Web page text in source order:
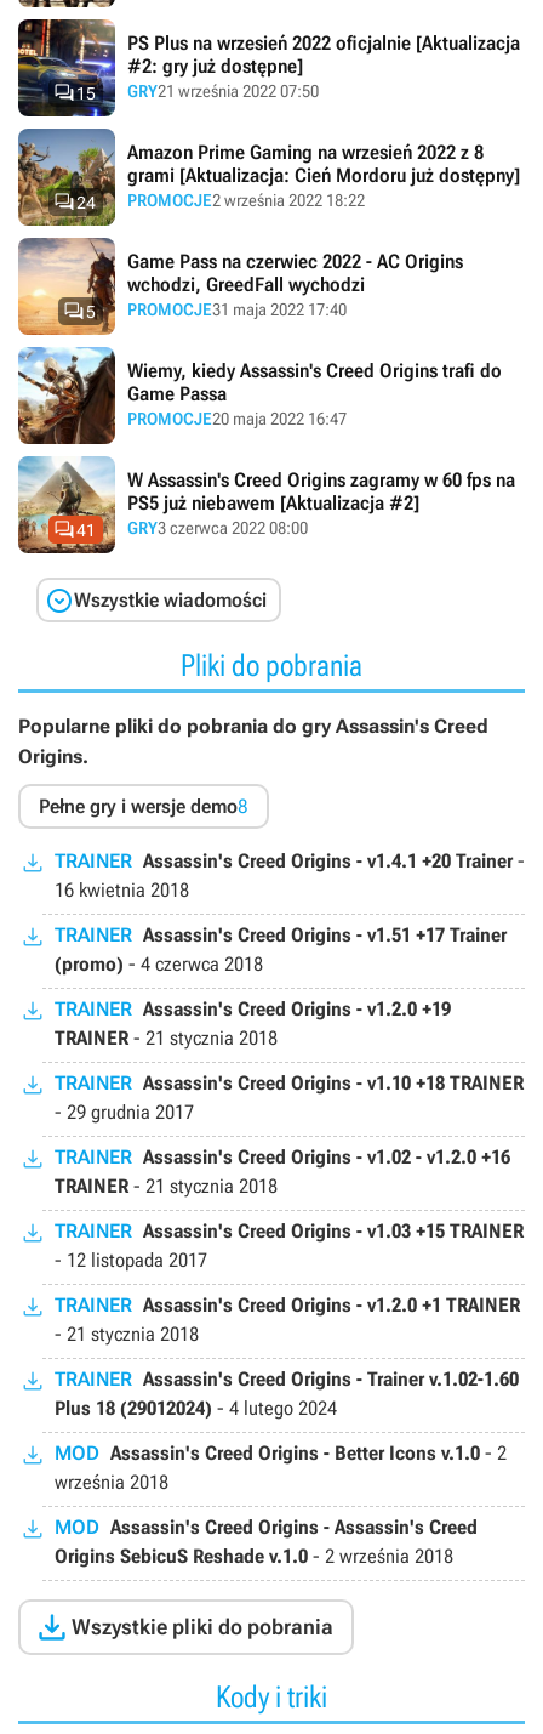
15
PS Plus na wrzesień 2022 oficjalnie [Aktualizacja
#2: gry już dostępne]
GRY21 września 2022 07:50
24
Amazon Prime Gaming na wrzesień 2022 z 8
grami [Aktualizacja: Cień Mordoru już dostępny]
PROMOCJE2 września 2022 18:22
5
Game Pass na czerwiec 2022 - AC Origins
wchodzi, GreedFall wychodzi
PROMOCJE31 maja 2022 17:40
Wiemy, kiedy Assassin's Creed Origins trafi do
Game Passa
PROMOCJE20 maja 2022 16:47
41
W Assassin's Creed Origins zagramy w 60 fps na
PS5 już niebawem [Aktualizacja #2]
GRY3 czerwca 2022 08:00
Wszystkie wiadomości
Pliki do pobrania
Popularne pliki do pobrania do gry Assassin's Creed
Origins.
Pełne gry i wersje demo8
TRAINER Assassin's Creed Origins - v1.4.1 +20 Trainer-
16 kwietnia 2018
TRAINER Assassin's Creed Origins - v1.51 +17 Trainer
(promo) - 4 czerwca 2018
TRAINER Assassin's Creed Origins - v1.2.0 +19
TRAINER - 21 stycznia 2018
TRAINER Assassin's Creed Origins - v1.10 +18 TRAINER
- 29 grudnia 2017
TRAINER Assassin's Creed Origins - v1.02 - v1.2.0 +16
TRAINER - 21 stycznia 2018
TRAINER Assassin's Creed Origins - v1.03 +15 TRAINER
- 12 listopada 2017
TRAINER Assassin's Creed Origins - v1.2.0 +1 TRAINER
- 21 stycznia 2018
TRAINER Assassin's Creed Origins - Trainer v.1.02-1.60
Plus 18 (29012024) - 4 lutego 2024
MOD Assassin's Creed Origins - Better Icons v.1.0 - 2
września 2018
MOD Assassin's Creed Origins - Assassin's Creed
Origins SebicuS Reshade v.1.0 - 2 września 2018
 Wszystkie pliki do pobrania
Kody i triki